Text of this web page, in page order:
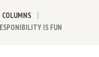
IS FUN